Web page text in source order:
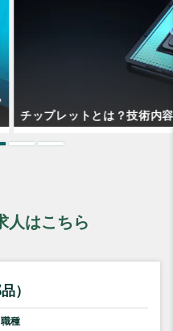
来性をわかりやすく解説！
人はこちら
）
職種